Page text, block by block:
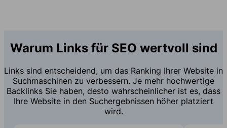
Warum Links für SEO wertvoll sind
Links sind entscheidend, um das Ranking Ihrer Website in
Suchmaschinen zu verbessern. Je mehr hochwertige
Backlinks Sie haben, desto wahrscheinlicher ist es, dass
Ihre Website in den Suchergebnissen höher platziert
wird.